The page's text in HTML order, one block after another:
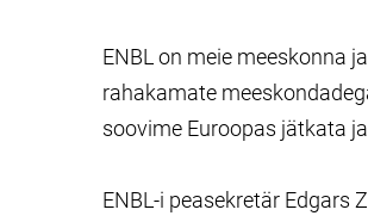
ENBL on meie meeskonna
rahakamate
soovime Euroopas jätkata
ENBL-i peasekretär Edgars